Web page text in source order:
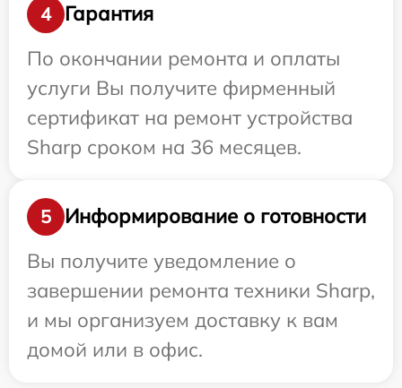
4
Гарантия
По окончании ремонта и оплаты
услуги Вы получите фирменный
сертификат на ремонт устройства
Sharp сроком на 36 месяцев.
5
Информирование о готовности
Вы получите уведомление о
завершении ремонта техники Sharp,
и мы организуем доставку к вам
домой или в офис.